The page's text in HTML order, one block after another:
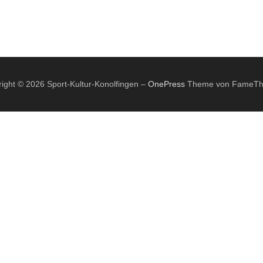
© 2026 Sport-Kultur-Konolfingen – OnePressTheme von